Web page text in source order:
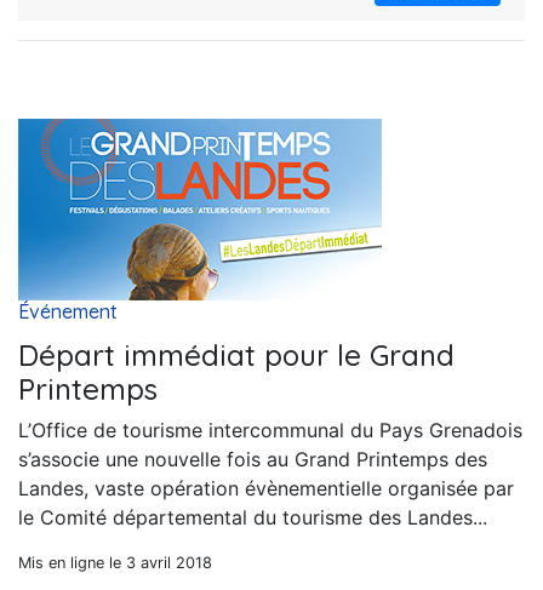
Événement
Départ immédiat pour le Grand
Printemps
L’Office de tourisme intercommunal du Pays Grenadois
s’associe une nouvelle fois au Grand Printemps des
Landes, vaste opération évènementielle organisée par
le Comité départemental du tourisme des Landes...
Mis en ligne le 3 avril 2018